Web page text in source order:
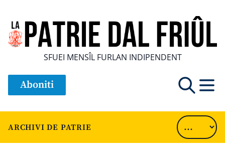
SFUEI MENSÎL FURLAN INDIPENDENT
Aboniti
ARCHIVI DE PATRIE